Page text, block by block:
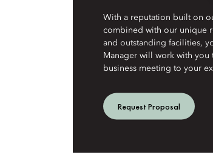
With a reputation built on
combined with our unique
and outstanding facilities,
Manager will work with you
business meeting to your
Request Proposal